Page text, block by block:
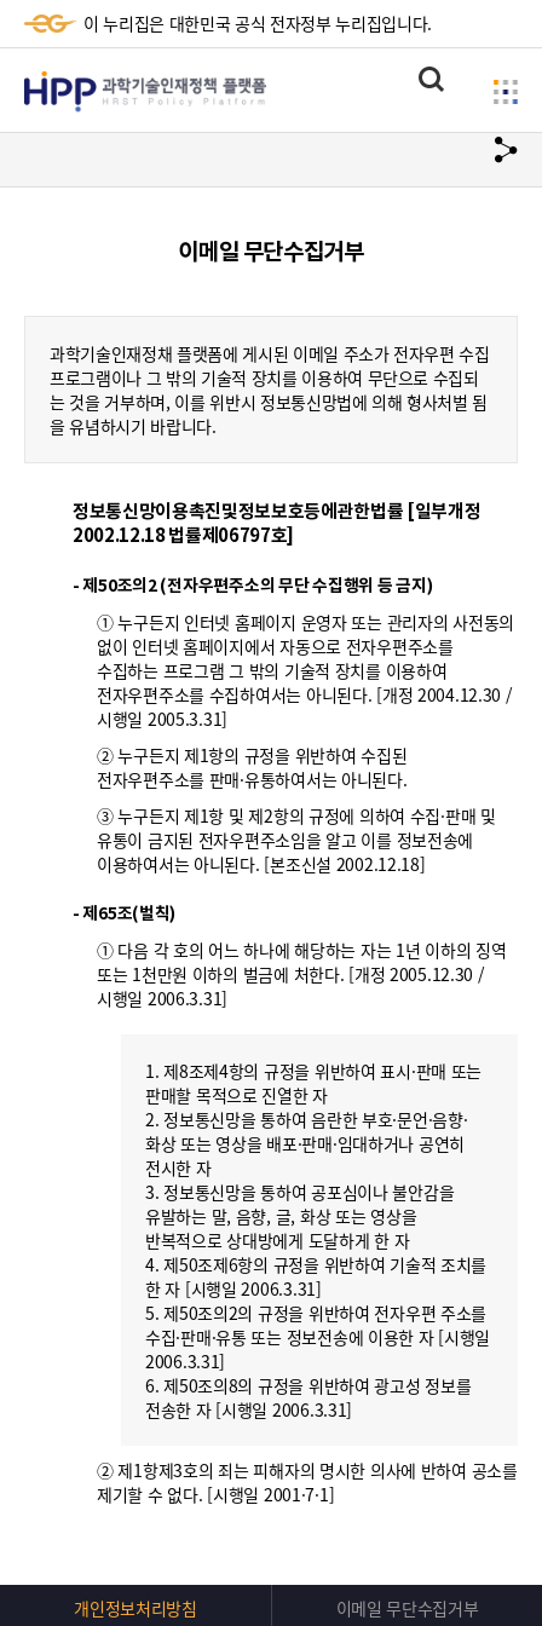
이 누리집은 대한민국 공식 전자정부 누리집입니다.
HPP
과
재
정
책
플
HRST
Policy
Platform
통
합
색
사
이
메
url
복
이메일 무단수집거부
과학기술인재정채 플랫폼에 게시된 이메일 주소가 전자우편 수집
프로그램이나 그 밖의 기술적 장치를 이용하여 무단으로 수집되
는 것을 거부하며, 이를 위반시 정보통신망법에 의해 형사처벌 됨
을 유념하시기 바랍니다.
정보통신망이용촉진및정보보호등에관한법률 [일부개정
2002.12.18 법률제06797호]
- 제50조의2 (전자우편주소의 무단 수집행위 등 금지)
① 누구든지 인터넷 홈페이지 운영자 또는 관리자의 사전동의
없이 인터넷 홈페이지에서 자동으로 전자우편주소를
수집하는 프로그램 그 밖의 기술적 장치를 이용하여
전자우편주소를 수집하여서는 아니된다. [개정 2004.12.30 /
시행일 2005.3.31]
② 누구든지 제1항의 규정을 위반하여 수집된
전자우편주소를 판매·유통하여서는 아니된다.
③ 누구든지 제1항 및 제2항의 규정에 의하여 수집·판매 및
유통이 금지된 전자우편주소임을 알고 이를 정보전송에
이용하여서는 아니된다. [본조신설 2002.12.18]
- 제65조(벌칙)
① 다음 각 호의 어느 하나에 해당하는 자는 1년 이하의 징역
또는 1천만원 이하의 벌금에 처한다. [개정 2005.12.30 /
시행일 2006.3.31]
1. 제8조제4항의 규정을 위반하여 표시·판매 또는
판매할 목적으로 진열한 자
2. 정보통신망을 통하여 음란한 부호·문언·음향·
화상 또는 영상을 배포·판매·임대하거나 공연히
전시한 자
3. 정보통신망을 통하여 공포심이나 불안감을
유발하는 말, 음향, 글, 화상 또는 영상을
반복적으로 상대방에게 도달하게 한 자
4. 제50조제6항의 규정을 위반하여 기술적 조치를
한 자 [시행일 2006.3.31]
5. 제50조의2의 규정을 위반하여 전자우편 주소를
수집·판매·유통 또는 정보전송에 이용한 자 [시행일
2006.3.31]
6. 제50조의8의 규정을 위반하여 광고성 정보를
전송한 자 [시행일 2006.3.31]
② 제1항제3호의 죄는 피해자의 명시한 의사에 반하여 공소를
제기할 수 없다. [시행일 2001·7·1]
개인정보처리방침 이메일 무단수집거부